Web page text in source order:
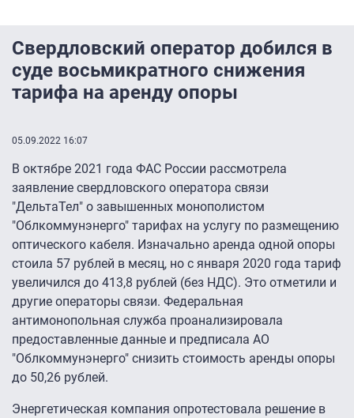
Свердловский оператор добился в
суде восьмикратного снижения
тарифа на аренду опоры
05.09.2022 16:07
В октябре 2021 года ФАС России рассмотрела
заявление свердловского оператора связи
"ДельтаТел" о завышенных монополистом
"Облкоммунэнерго" тарифах на услугу по размещению
оптического кабеля. Изначально аренда одной опоры
стоила 57 рублей в месяц, но с января 2020 года тариф
увеличился до 413,8 рублей (без НДС). Это отметили и
другие операторы связи. Федеральная
антимонопольная служба проанализировала
предоставленные данные и предписала АО
"Облкоммунэнерго" снизить стоимость аренды опоры
до 50,26 рублей.
Энергетическая компания опротестовала решение в